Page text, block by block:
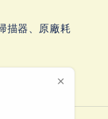
描器、原廠耗